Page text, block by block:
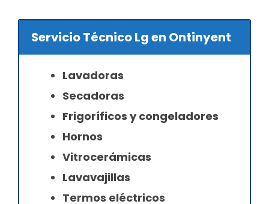
Servicio Técnico Lg en Ontinyent
Lavadoras
Secadoras
Frigoríficos y congeladores
Hornos
Vitrocerámicas
Lavavajillas
Termos eléctricos